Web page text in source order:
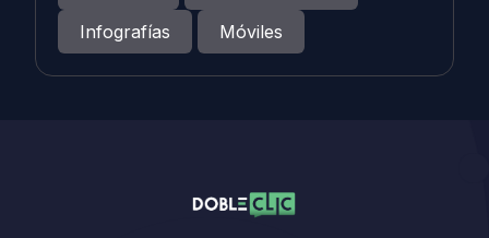
Infografías
Móviles